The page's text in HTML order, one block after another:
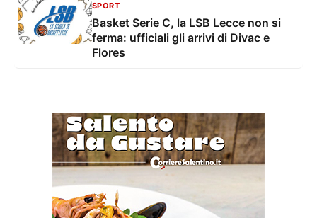
SPORT
Basket Serie C, la LSB Lecce non si
ferma: ufficiali gli arrivi di Divac e
Flores